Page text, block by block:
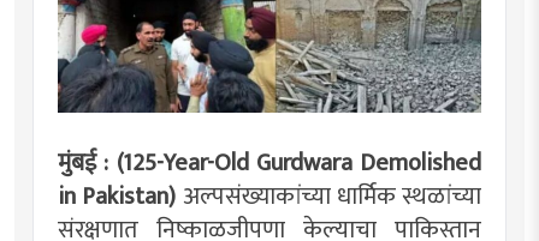
मुंबई : (125-Year-Old Gurdwara Demolished
in Pakistan) अल्पसंख्याकांच्या धार्मिक स्थळांच्या
संरक्षणात निष्काळजीपणा केल्याचा पाकिस्तान